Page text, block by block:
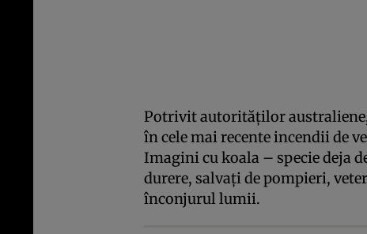
Potrivit autorităţilor
în cele mai recente incendii de
Imagini cu koala – specie deja
durere, salvaţi de pompieri,
înconjurul lumii.